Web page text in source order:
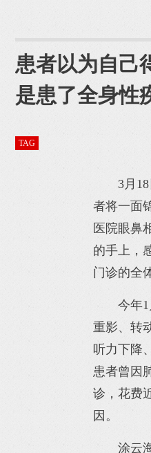
患者以为自己
是患了全身性
TAG
3月
者将一面
医院眼鼻
的手上，
门诊的全
今年
重影、转
听力下降
患者曾因
诊，花费
因。
涂云